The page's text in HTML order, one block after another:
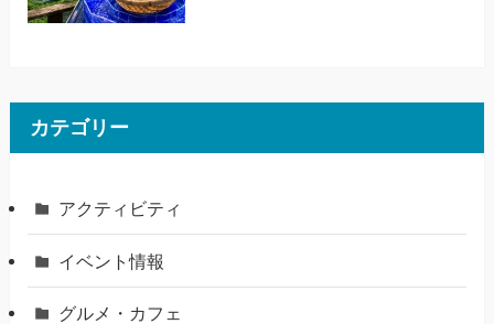
カテゴリー
アクティビティ
イベント情報
グルメ・カフェ